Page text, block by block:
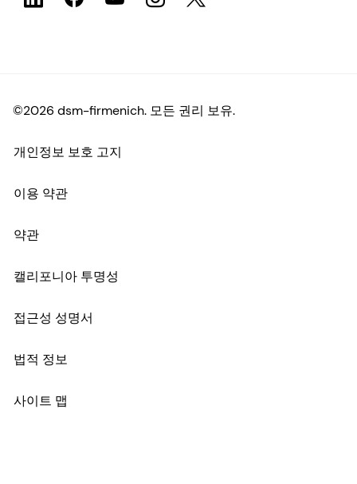
©2026 dsm-firmenich. 모든 권리 보유.
개인정보 보호 고지
이용 약관
약관
캘리포니아 투명성
접근성 성명서
법적 정보
사이트 맵